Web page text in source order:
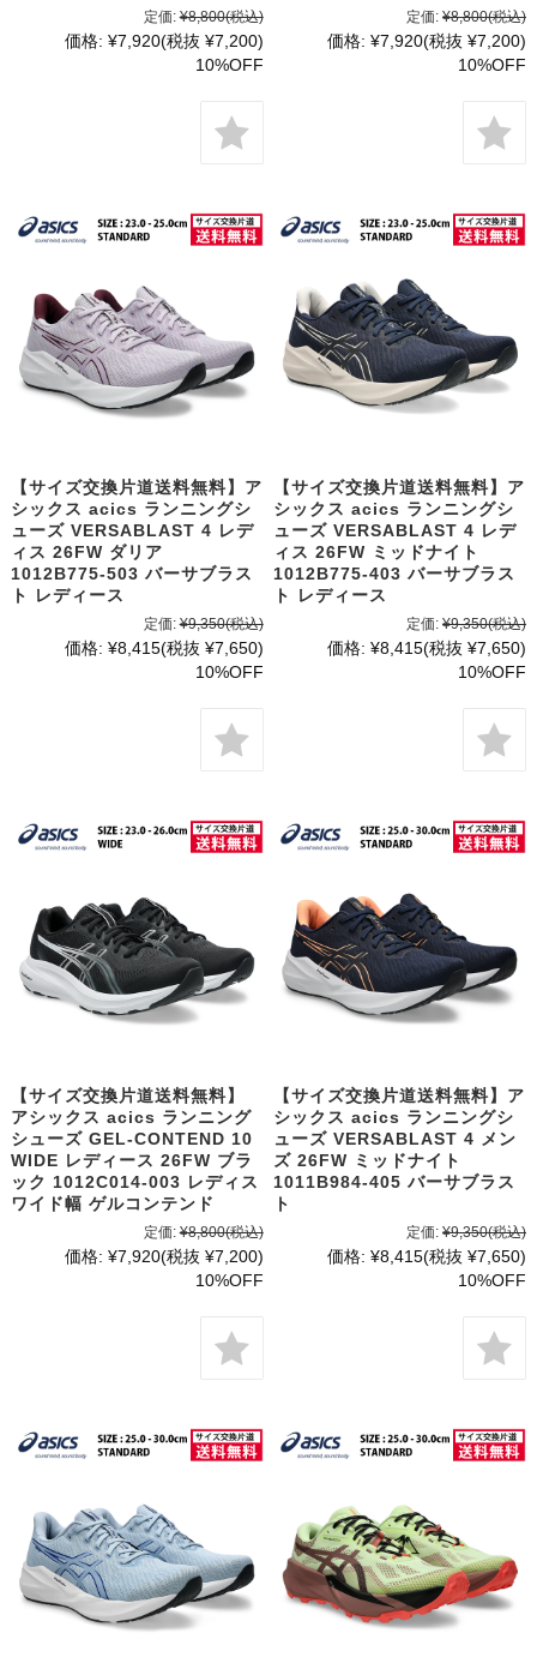
定価: ¥8,800(税込)
価格: ¥7,920(税抜 ¥7,200)
10%OFF
定価: ¥8,800(税込)
価格: ¥7,920(税抜 ¥7,200)
10%OFF
【サイズ交換片道送料無料】ア
シックス acics ランニングシ
ューズ VERSABLAST 4 レデ
ィス 26FW ダリア
1012B775-503 バーサブラス
ト レディース
定価: ¥9,350(税込)
価格: ¥8,415(税抜 ¥7,650)
10%OFF
【サイズ交換片道送料無料】ア
シックス acics ランニングシ
ューズ VERSABLAST 4 レデ
ィス 26FW ミッドナイト
1012B775-403 バーサブラス
ト レディース
定価: ¥9,350(税込)
価格: ¥8,415(税抜 ¥7,650)
10%OFF
【サイズ交換片道送料無料】
アシックス acics ランニング
シューズ GEL-CONTEND 10
WIDE レディース 26FW ブラ
ック 1012C014-003 レディス
ワイド幅 ゲルコンテンド
定価: ¥8,800(税込)
価格: ¥7,920(税抜 ¥7,200)
10%OFF
【サイズ交換片道送料無料】ア
シックス acics ランニングシ
ューズ VERSABLAST 4 メン
ズ 26FW ミッドナイト
1011B984-405 バーサブラス
ト
定価: ¥9,350(税込)
価格: ¥8,415(税抜 ¥7,650)
10%OFF